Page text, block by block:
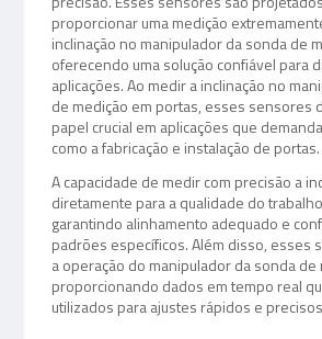
proporcionar uma medição
inclinação no manipulador da sonda de
oferecendo uma solução confiável para
aplicações. Ao medir a inclinação no
de medição em portas, esses sensores
papel crucial em aplicações que
como a fabricação e instalação de portas.
A capacidade de medir com precisão a
diretamente para a qualidade do
garantindo alinhamento adequado e
padrões específicos. Além disso, esses
a operação do manipulador da sonda de
proporcionando dados em tempo real
utilizados para ajustes rápidos e